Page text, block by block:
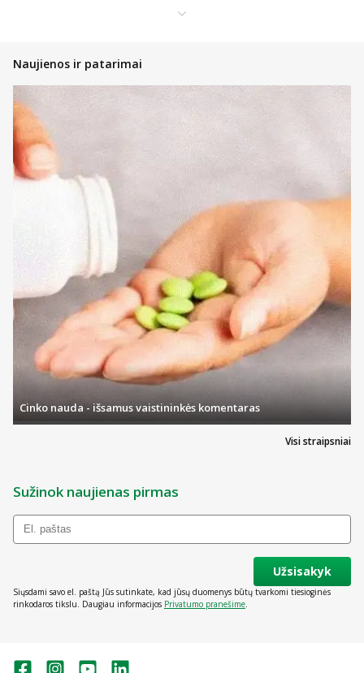
putlintojai yra pieštukai, blizgiai ir serumai. Jų sudėtyje esančios
Kiekvienos lūpų putlinimo priemonės privalumai priklauso būtent
randama sudedamoji dalis, kuri gali padėti drėkinti ir putlinti lūpas.
Tai yra naudingas ingredientas.
Kai kurios kitos medžiagos gali tikti daugumai, tačiau turinčioms
labai jautrias lūpas – geriau jų vengti. Tokia medžiaga yra mentolis,
kuris sukelia stiprius pojūčius. Dar vienas svarbus aspektas -
naudojimas. Pieštukus lengva naudoti, tačiau juos reikia dažnai tepti
iš naujo. Blizgesiai ir serumai paprastai išlieka ilgiau, tačiau norint,
kad būtų padengtos visos lūpos – reikia daugiau darbo.
Produkto puslapyje rasite daug informacijos, kuri padės suprasti,
kuris yra geras lūpų putlintojas moterims ir kuri priemonė labiausiai
tiks jums. Jeigu vis tiek kyla klausimų – užduokite juos mūsų
specialistams tiesioginio susirašinėjimo būdu bei gaukite
atsakymus.
Naujienos ir patarimai
Visi straipsniai
Cinko nauda - išsamus vaistininkės komentaras
Sužinok naujienas pirmas
Užsisakyk
Siųsdami savo el. paštą Jūs sutinkate, kad jūsų duomenys būtų tvarkomi tiesioginės
rinkodaros tikslu. Daugiau informacijos Privatumo pranešime.